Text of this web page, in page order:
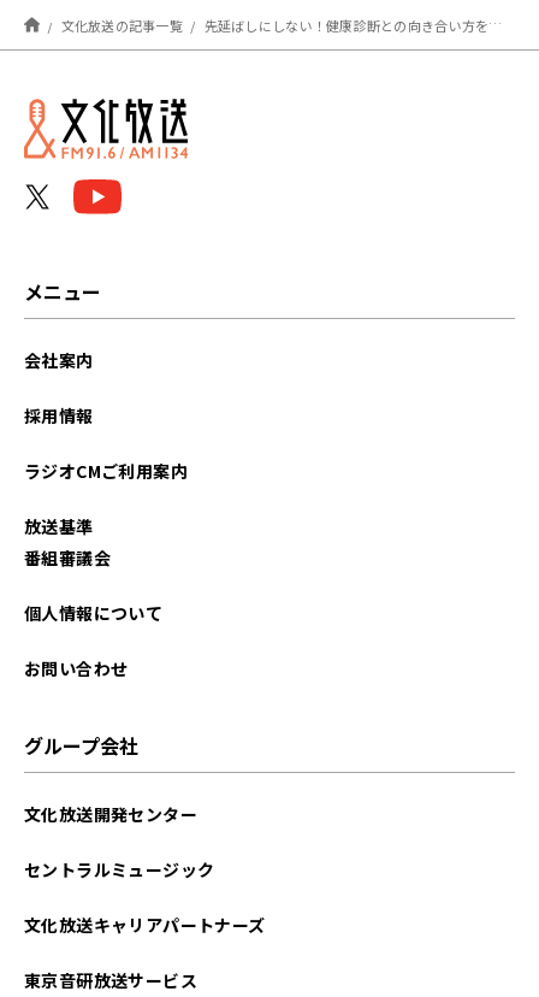
文化放送の記事一覧 先延ばしにしない！健康診断との向き合い方を考える
メニュー
会社案内
採用情報
ラジオCMご利用案内
放送基準
番組審議会
個人情報について
お問い合わせ
グループ会社
文化放送開発センター
セントラルミュージック
文化放送キャリアパートナーズ
東京音研放送サービス